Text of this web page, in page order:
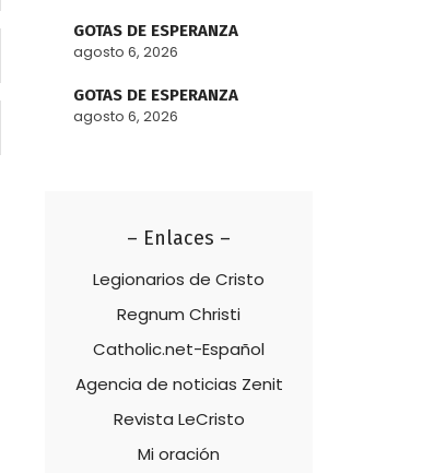
GOTAS DE ESPERANZA
agosto 6, 2026
GOTAS DE ESPERANZA
agosto 6, 2026
– Enlaces –
Legionarios de Cristo
Regnum Christi
Catholic.net-Español
Agencia de noticias Zenit
Revista LeCristo
Mi oración